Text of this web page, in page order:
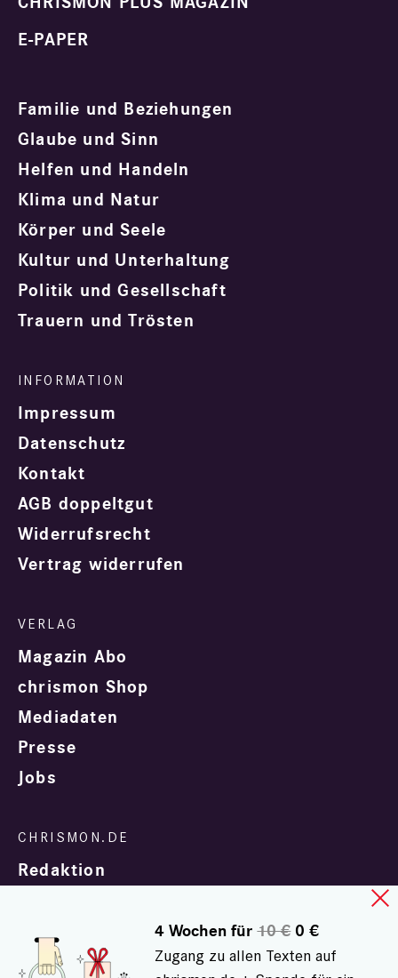
E-PAPER
Familie und Beziehungen
Glaube und Sinn
Helfen und Handeln
Klima und Natur
Körper und Seele
Kultur und Unterhaltung
Politik und Gesellschaft
Trauern und Trösten
Impressum
Datenschutz
Kontakt
AGB doppeltgut
Widerrufsrecht
Vertrag widerrufen
Magazin Abo
chrismon Shop
Mediadaten
Presse
Jobs
Redaktion
4 Wochen für10 €0 €
Zugang zu allen Texten auf